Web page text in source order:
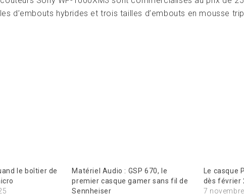
d’embouts hybrides et trois tailles d’embouts en mousse
le boîtier de
Matériel Audio : GSP 670, le
premier casque gamer sans fil de
Sennheiser
Le casque
dès février
7